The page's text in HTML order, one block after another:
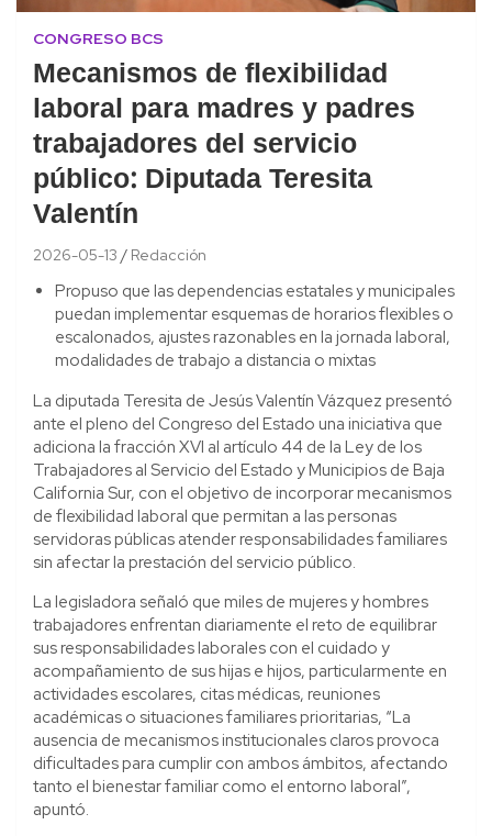
CONGRESO BCS
Mecanismos de flexibilidad
laboral para madres y padres
trabajadores del servicio
público: Diputada Teresita
Valentín
2026-05-13 Redacción
Propuso que las dependencias estatales y municipales
puedan implementar esquemas de horarios flexibles o
escalonados, ajustes razonables en la jornada laboral,
modalidades de trabajo a distancia o mixtas
La diputada Teresita de Jesús Valentín Vázquez presentó
ante el pleno del Congreso del Estado una iniciativa que
adiciona la fracción XVI al artículo 44 de la Ley de los
Trabajadores al Servicio del Estado y Municipios de Baja
California Sur, con el objetivo de incorporar mecanismos
de flexibilidad laboral que permitan a las personas
servidoras públicas atender responsabilidades familiares
sin afectar la prestación del servicio público.
La legisladora señaló que miles de mujeres y hombres
trabajadores enfrentan diariamente el reto de equilibrar
sus responsabilidades laborales con el cuidado y
acompañamiento de sus hijas e hijos, particularmente en
actividades escolares, citas médicas, reuniones
académicas o situaciones familiares prioritarias, “La
ausencia de mecanismos institucionales claros provoca
dificultades para cumplir con ambos ámbitos, afectando
tanto el bienestar familiar como el entorno laboral”,
apuntó.